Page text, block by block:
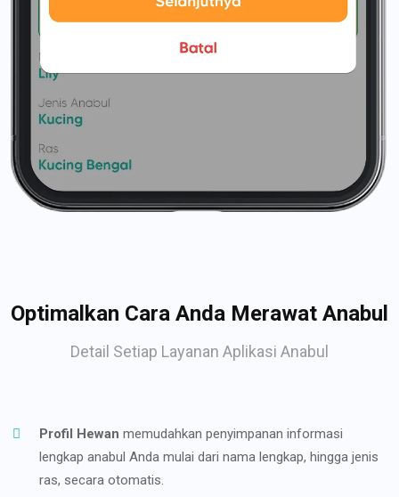
Optimalkan Cara Anda Merawat Anabul
Detail Setiap Layanan Aplikasi Anabul
Profil Hewan memudahkan penyimpanan informasi
lengkap anabul Anda mulai dari nama lengkap, hingga jenis
ras, secara otomatis.